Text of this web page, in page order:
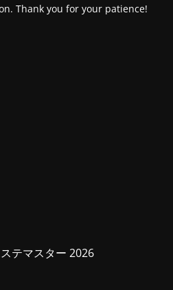
Thank you for your patience!
テマスター 2026